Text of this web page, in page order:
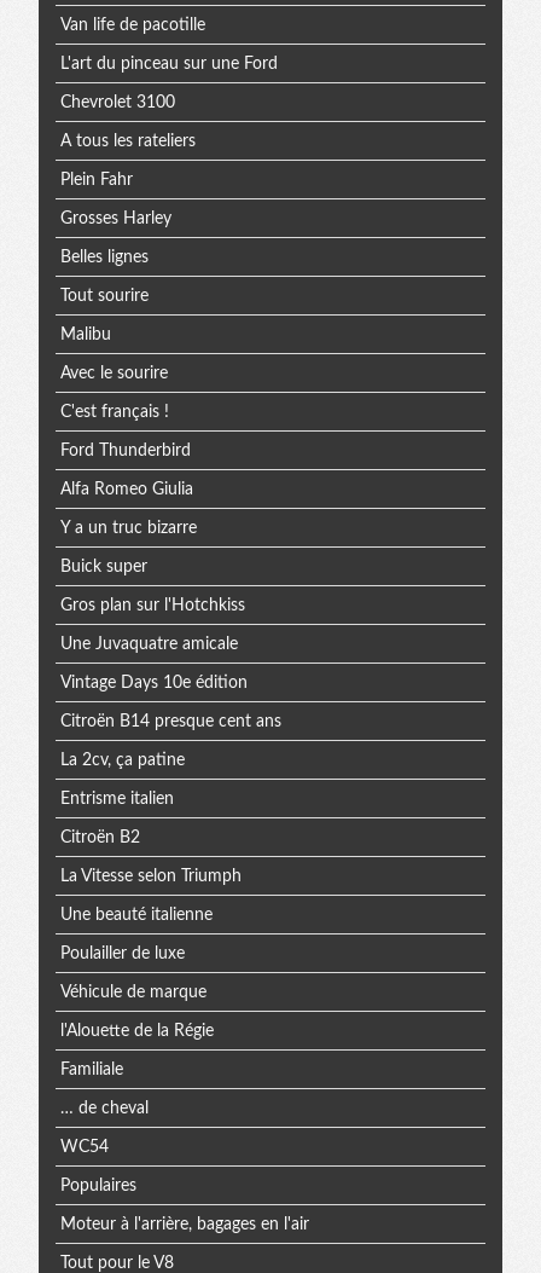
Van life de pacotille
L'art du pinceau sur une Ford
Chevrolet 3100
A tous les rateliers
Plein Fahr
Grosses Harley
Belles lignes
Tout sourire
Malibu
Avec le sourire
C'est français !
Ford Thunderbird
Alfa Romeo Giulia
Y a un truc bizarre
Buick super
Gros plan sur l'Hotchkiss
Une Juvaquatre amicale
Vintage Days 10e édition
Citroën B14 presque cent ans
La 2cv, ça patine
Entrisme italien
Citroën B2
La Vitesse selon Triumph
Une beauté italienne
Poulailler de luxe
Véhicule de marque
l'Alouette de la Régie
Familiale
… de cheval
WC54
Populaires
Moteur à l'arrière, bagages en l'air
Tout pour le V8